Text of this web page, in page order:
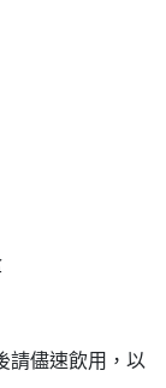
請儘速飲用，以